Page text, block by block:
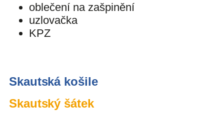
oblečení na zašpinění
uzlovačka
KPZ
Skautská košile
Skautský šátek